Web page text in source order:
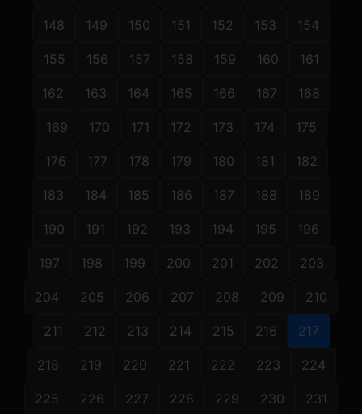
148 149 150 151 152 153 154
155 156 157 158 159 160 161
162 163 164 165 166 167 168
169 170 171 172 173 174 175
176 177 178 179 180 181 182
183 184 185 186 187 188 189
190 191 192 193 194 195 196
197 198 199 200 201 202 203
204 205 206 207 208 209 210
211 212 213 214 215 216 217
218 219 220 221 222 223 224
225 226 227 228 229 230 231